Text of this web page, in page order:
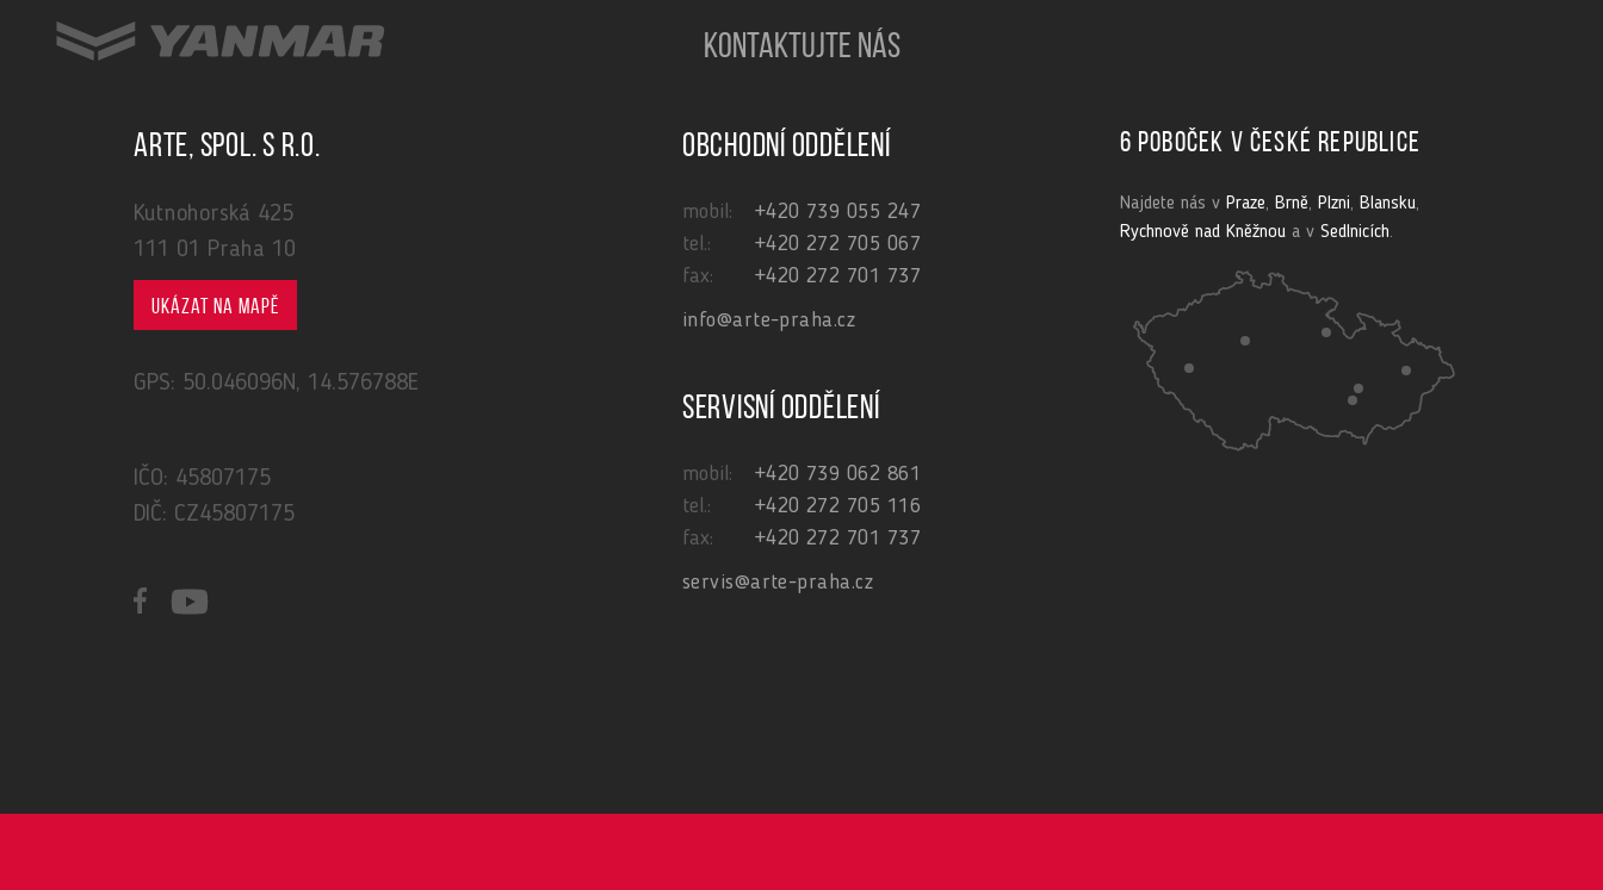
KONTAKTUJTE NÁS
ARTE, spol. s r.o.
Kutnohorská 425
111 01 Praha 10
Ukázat na mapě
GPS: 50.046096N, 14.576788E
IČO: 45807175
DIČ: CZ45807175
Obchodní oddělení
mobil:
+420 739 055 247
tel.:
+420 272 705 067
fax:
+420 272 701 737
info@arte-praha.cz
Servisní oddělení
mobil:
+420 739 062 861
tel.:
+420 272 705 116
fax:
+420 272 701 737
servis@arte-praha.cz
6 poboček v České republice
Najdete nás v Praze, Brně, Plzni, Blansku,
Rychnově nad Kněžnoua v Sedlnicích.